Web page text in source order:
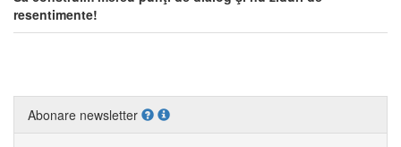
resentimente!
Abonare newsletter